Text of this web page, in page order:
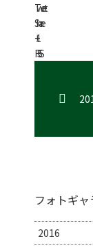
Tweet
Share
+1
RSS
フォトギャ
2016